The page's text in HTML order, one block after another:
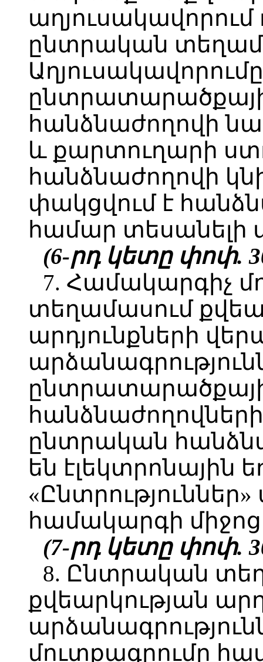
ընտրական
հանձնաժողովի
և քարտուղարի
հանձնաժողովի
փակցվում է
համար տեսանելի
(6-րդ կետը փոփ.
7. Համակարգիչ
տեղամասում
արդյունքների
ընտրական
են էլեկտրոնային
համակարգի
(7-րդ կետը փոփ.
8. Ընտրական
քվեարկության
մուտքագրումը